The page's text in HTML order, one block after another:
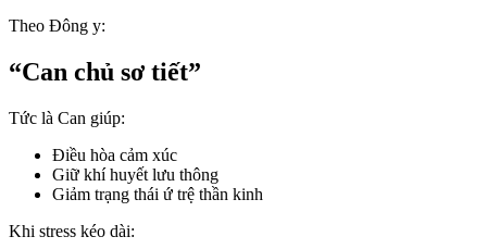
Theo Đông y:
“Can chủ sơ tiết”
Tức là Can giúp:
Điều hòa cảm xúc
Giữ khí huyết lưu thông
Giảm trạng thái ứ trệ thần kinh
Khi stress kéo dài: